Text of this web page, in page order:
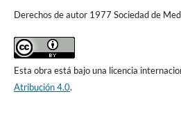
Derechos de autor 1977 Sociedad de
Esta obra está bajo una licencia
Atribución 4.0.